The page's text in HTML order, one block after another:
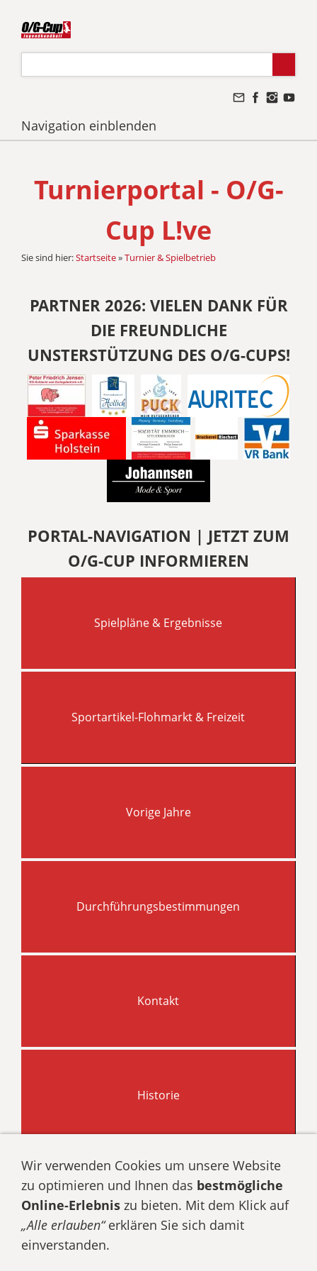
Navigation einblenden
Turnierportal - O/G-
Cup L!ve
Sie sind hier:Startseite»Turnier & Spielbetrieb
PARTNER 2026: VIELEN DANK FÜR
DIE FREUNDLICHE
UNSTERSTÜTZUNG DES O/G-CUPS!
PORTAL-NAVIGATION | JETZT ZUM
O/G-CUP INFORMIEREN
Spielpläne & Ergebnisse
Sportartikel-Flohmarkt & Freizeit
Vorige Jahre
Durchführungsbestimmungen
Kontakt
Historie
Datenschutz
Wir verwenden Cookies um unsere Website
zu optimieren und Ihnen das bestmögliche
Online-Erlebnis zu bieten. Mit dem Klick auf
„Alle erlauben“erklären Sie sich damit
einverstanden.